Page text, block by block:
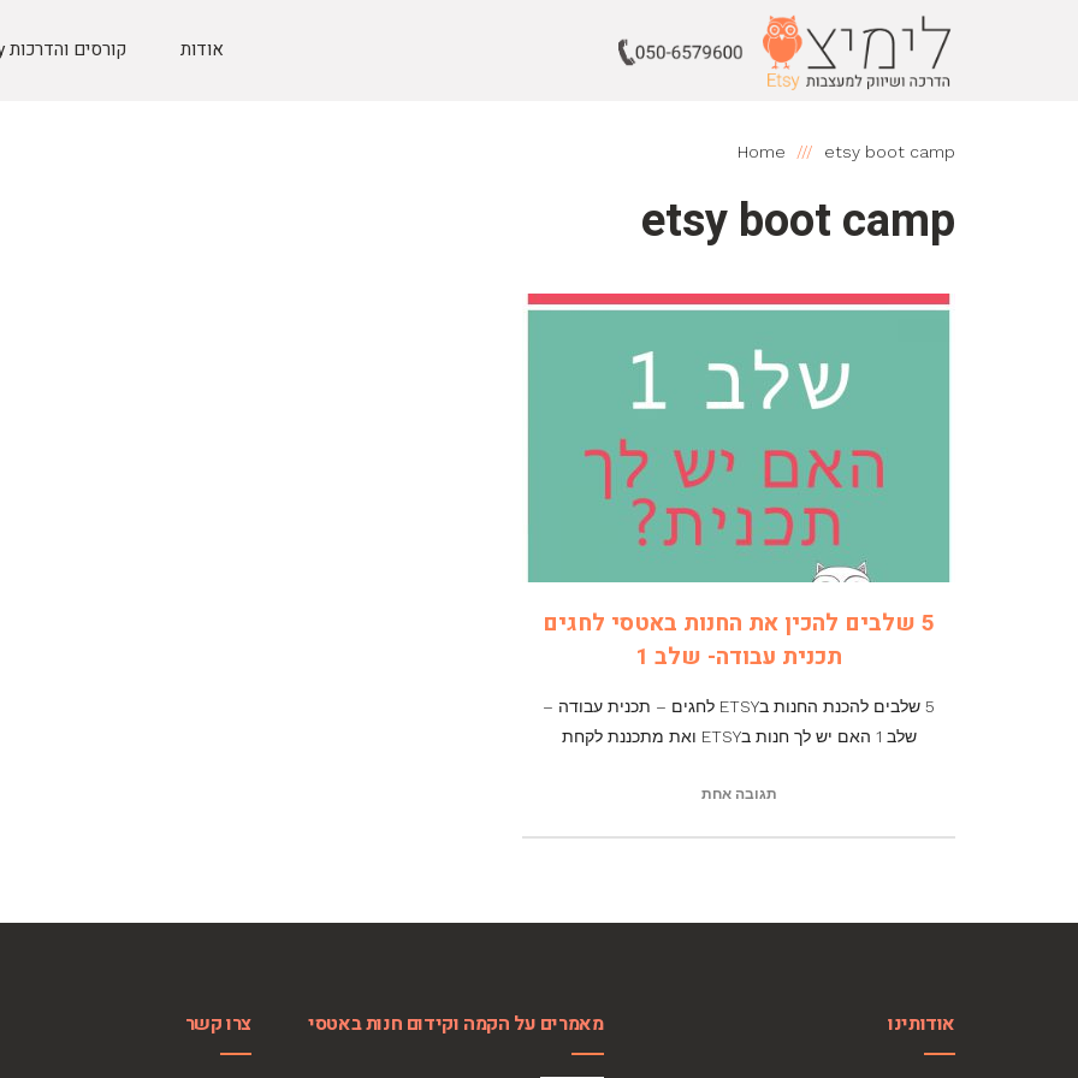
אודות קורסים והדרכות Etsy
Home etsy boot camp
etsy boot camp
5 שלבים להכין את החנות באטסי לחגים
תכנית עבודה- שלב 1
5 שלבים להכנת החנות בETSY לחגים – תכנית עבודה –
שלב 1 האם יש לך חנות בETSY ואת מתכננת לקחת
תגובה אחת
אודותינו מאמרים על הקמה וקידום חנות באטסי צרו קשר